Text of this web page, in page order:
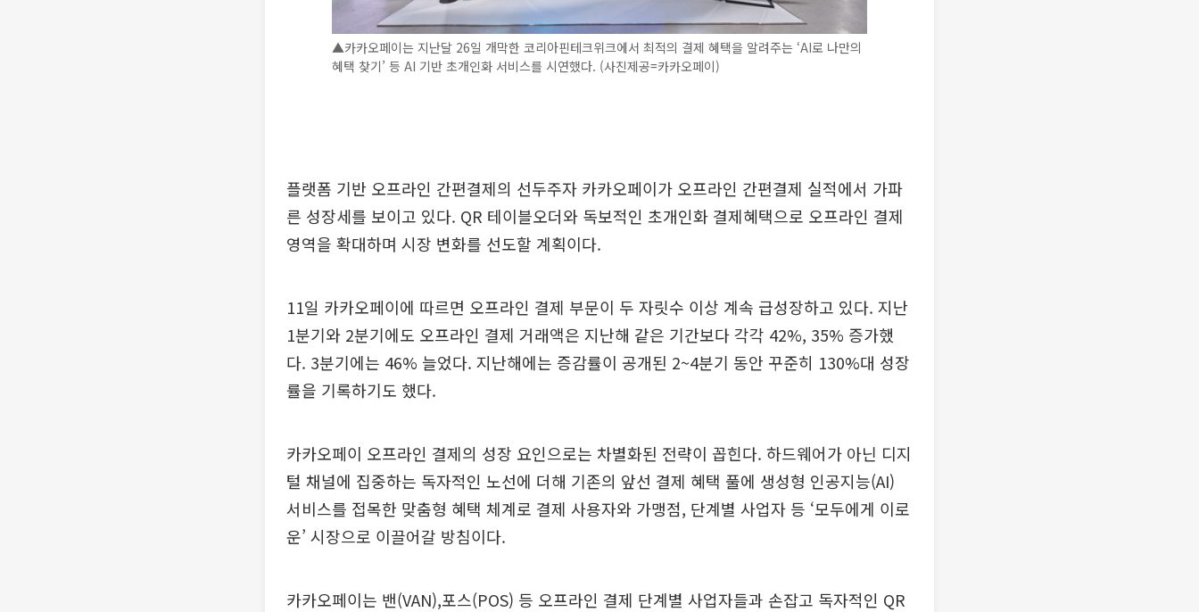
▲카카오페이는 지난달 26일 개막한 코리아핀테크위크에서 최적의 결제 혜택을 알려주는 ‘AI로 나만의
혜택 찾기’ 등 AI 기반 초개인화 서비스를 시연했다. (사진제공=카카오페이)
플랫폼 기반 오프라인 간편결제의 선두주자 카카오페이가 오프라인 간편결제 실적에서 가파
른 성장세를 보이고 있다. QR 테이블오더와 독보적인 초개인화 결제혜택으로 오프라인 결제
영역을 확대하며 시장 변화를 선도할 계획이다.
11일 카카오페이에 따르면 오프라인 결제 부문이 두 자릿수 이상 계속 급성장하고 있다. 지난
1분기와 2분기에도 오프라인 결제 거래액은 지난해 같은 기간보다 각각 42%, 35% 증가했
다. 3분기에는 46% 늘었다. 지난해에는 증감률이 공개된 2~4분기 동안 꾸준히 130%대 성장
률을 기록하기도 했다.
카카오페이 오프라인 결제의 성장 요인으로는 차별화된 전략이 꼽힌다. 하드웨어가 아닌 디지
털 채널에 집중하는 독자적인 노선에 더해 기존의 앞선 결제 혜택 풀에 생성형 인공지능(AI)
서비스를 접목한 맞춤형 혜택 체계로 결제 사용자와 가맹점, 단계별 사업자 등 ‘모두에게 이로
운’ 시장으로 이끌어갈 방침이다.
카카오페이는 밴(VAN),포스(POS) 등 오프라인 결제 단계별 사업자들과 손잡고 독자적인 QR